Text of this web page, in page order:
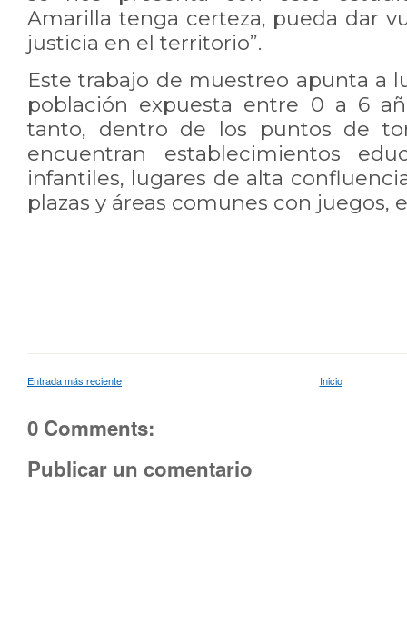
Amarilla tenga certeza, pueda dar
justicia en el territorio”.
Este trabajo de muestreo apunta a
población expuesta entre 0 a 6
tanto, dentro de los puntos de
encuentran establecimientos
infantiles, lugares de alta
plazas y áreas comunes con juegos,
Entrada más reciente Inicio
0 Comments:
Publicar un comentario